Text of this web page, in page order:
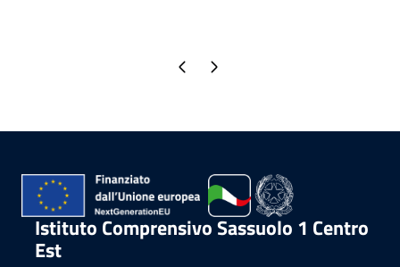
Pagina precedente
Pagina successiva
Istituto Comprensivo Sassuolo 1 Centro
Est